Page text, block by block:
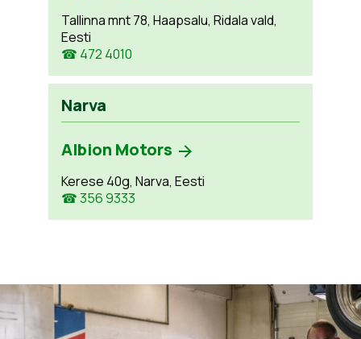
Tallinna mnt 78, Haapsalu, Ridala vald,
Eesti
☎ 472 4010
Narva
Albion Motors
Kerese 40g, Narva, Eesti
☎ 356 9333